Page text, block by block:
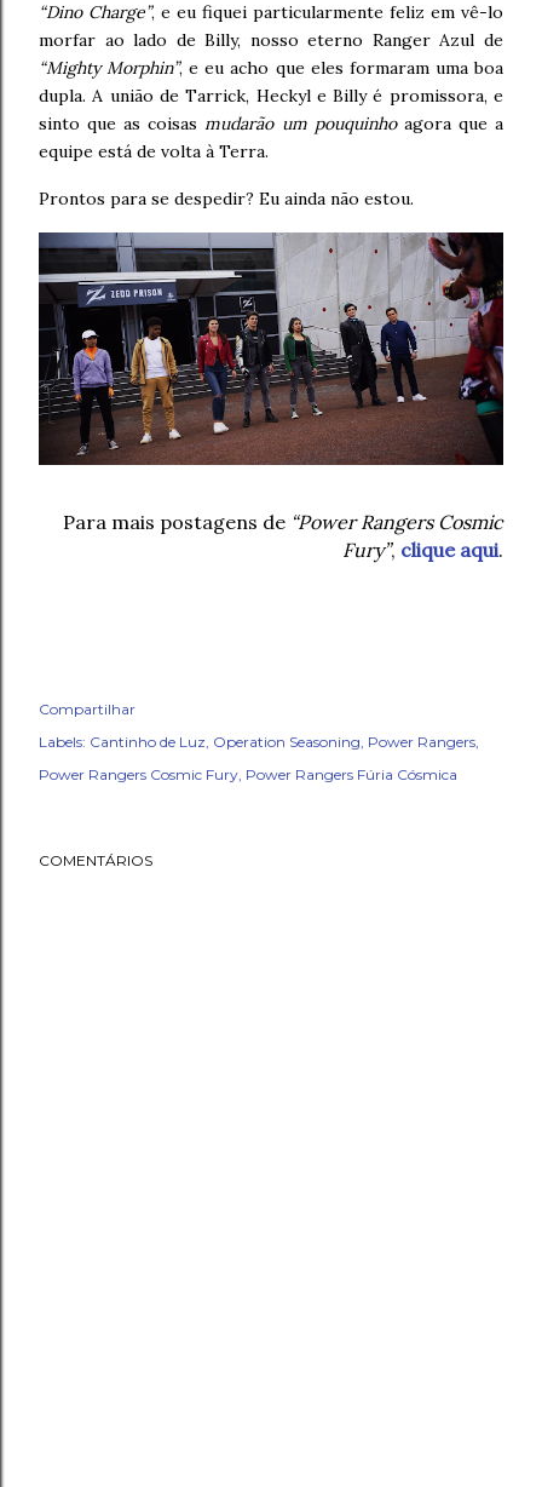
“Dino Charge”, e eu fiquei particularmente feliz em vê-lo
morfar ao lado de Billy, nosso eterno Ranger Azul de
“Mighty Morphin”, e eu acho que eles formaram uma boa
dupla. A união de Tarrick, Heckyl e Billy é promissora, e
sinto que as coisasmudarão um pouquinhoagora que a
equipe está de volta à Terra.
Prontos para se despedir? Eu ainda não estou.
Para mais postagens de “Power Rangers Cosmic
Fury”, clique aqui.
Compartilhar
Labels: Cantinho de Luz Operation Seasoning Power Rangers
Power Rangers Cosmic Fury Power Rangers Fúria Cósmica
COMENTÁRIOS